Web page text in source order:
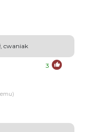
cwaniak
3